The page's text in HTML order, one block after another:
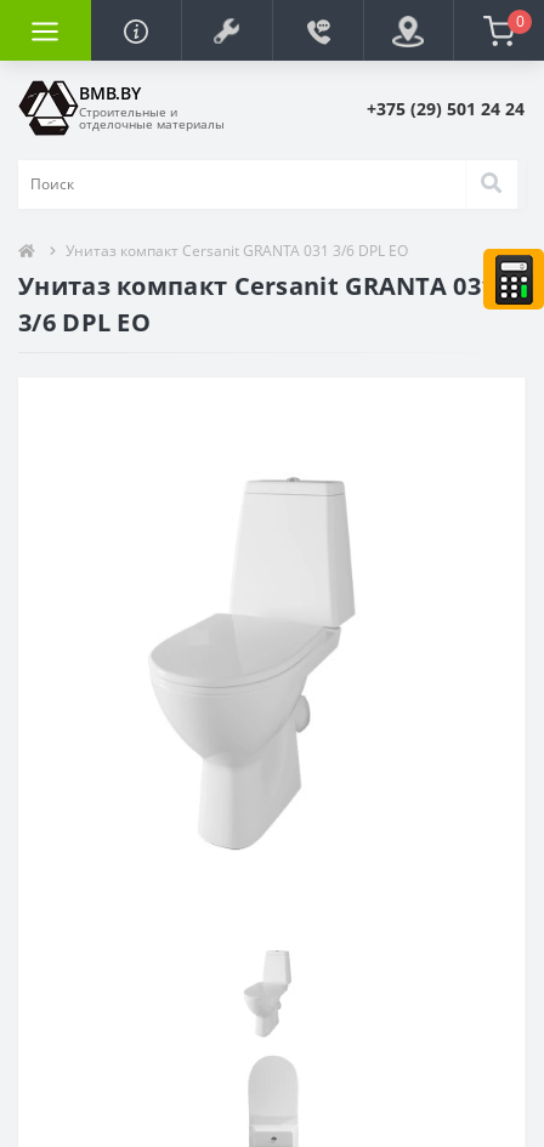
0
BMB.BY
Строительные и
отделочные материалы
+375 (29) 501 24 24
Унитаз компакт Cersanit GRANTA 031 3/6 DPL EO
Унитаз компакт Cersanit GRANTA 031
3/6 DPL EO